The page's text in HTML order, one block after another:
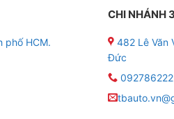
phố HCM.
CHI NHÁNH 3
482 Lê Văn
Đức